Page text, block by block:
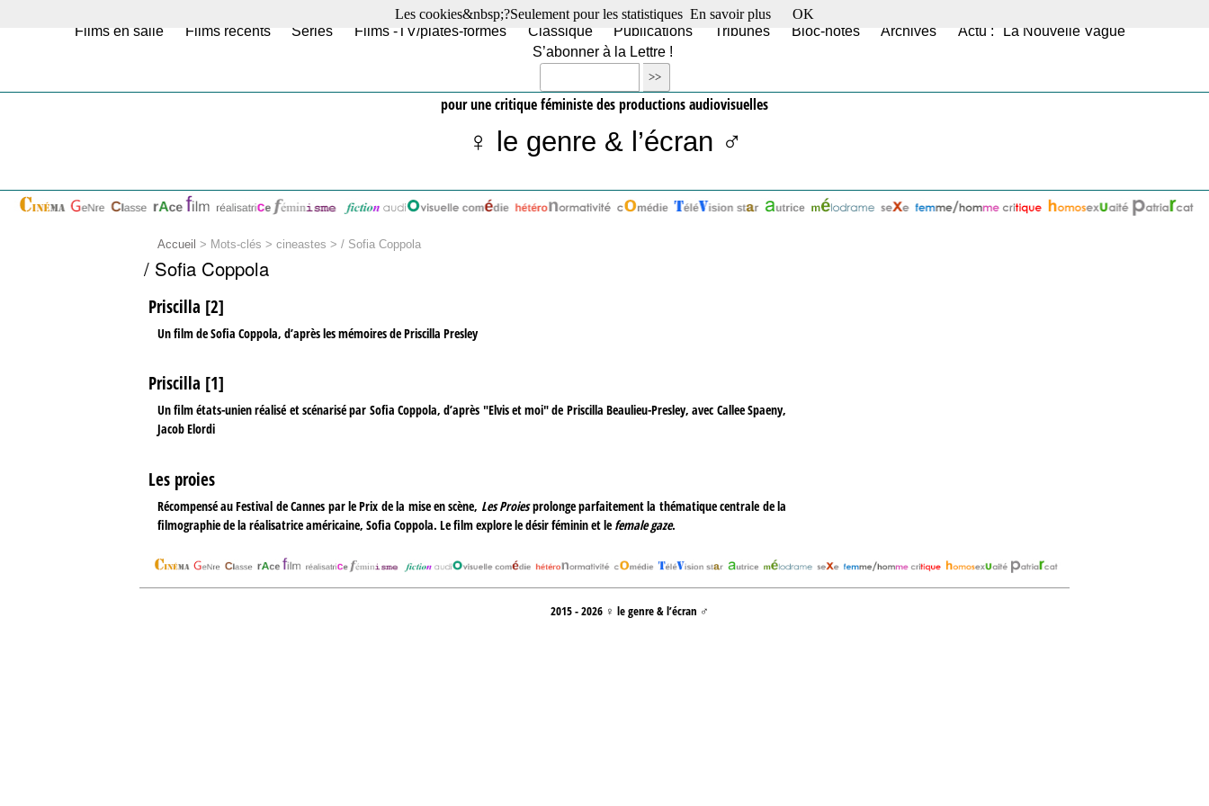
Films en salle Films récents Séries Films -TV/plates-formes Classique Publications Tribunes Bloc-notes Archives
Actu : "La Nouvelle Vague"
S’abonner à la Lettre !
pour une critique féministe des productions audiovisuelles
♀ le genre & l’écran ♂
Accueil > Mots-clés > cineastes > / Sofia Coppola
/ Sofia Coppola
Priscilla [2]
Un film de Sofia Coppola, d’après les mémoires de Priscilla Presley
Priscilla [1]
Un film états-unien réalisé et scénarisé par Sofia Coppola, d’après "Elvis et moi" de Priscilla Beaulieu-Presley, avec Callee Spaeny,
Jacob Elordi
Les proies
Récompensé au Festival de Cannes par le Prix de la mise en scène, Les Proiesprolonge parfaitement la thématique centrale de la
filmographie de la réalisatrice américaine, Sofia Coppola. Le film explore le désir féminin et le female gaze.
2015 - 2026 ♀ le genre & l’écran ♂
Les cookies&nbsp;?Seulement pour les statistiques En savoir plus OK